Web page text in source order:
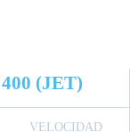
(JET)
VELOCIDAD